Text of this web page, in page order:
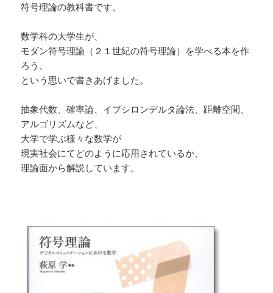
符号理論の教科書です。
数学科の大学生が、
モダン符号理論（２１世紀の符号理論）を学べる本を作
ろう、
という思いで書きあげました。
抽象代数、確率論、イプシロンデルタ論法、距離空間、
アルゴリズムなど、
大学で学ぶ様々な数学が
現実社会にてどのように応用されているか、
理論面から解説しています。